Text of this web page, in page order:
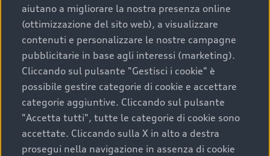
La qualità di acquistare
un’auto usata Audi
Scegliere un’auto usata è una decisione che coniuga
convenienza, affidabilità e sostenibilità. Per fare un
acquisto sicuro, è essenziale considerare aspetti
determinanti come la garanzia inclusa e l’affidabilità del
marchio. Audi offre l’auto usata perfetta tramite Audi
Prima Scelta :plus
aiutano a migliorare la nostra presenza online
(ottimizzazione del sito web), a visualizzare
contenuti e personalizzare le nostre campagne
pubblicitarie in base agli interessi (marketing).
Cliccando sul pulsante "Gestisci i cookie" è
possibile gestire categorie di cookie e accettare
categorie aggiuntive. Cliccando sul pulsante
"Accetta tutti", tutte le categorie di cookie sono
accettate. Cliccando sulla X in alto a destra
prosegui nella navigazione in assenza di cookie